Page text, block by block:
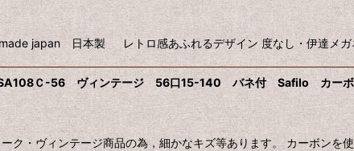
japan 日本製 レトロ感あふれるデザイン 度なし・伊達メガ
Ｃ-56 ヴィンテージ 56口15-140 バネ付 Safilo カーボ
ク・ヴィンテージ商品の為，細かなキズ等あります。 カーボン